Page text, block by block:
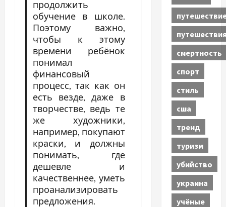
продолжить
обучение в школе.
Поэтому важно,
чтобы к этому
времени ребёнок
понимал
финансовый
процесс, так как он
есть везде, даже в
творчестве, ведь те
же художники,
например, покупают
краски, и должны
понимать, где
дешевле и
качественнее, уметь
проанализировать
предложения.
смертность
спорт
стиль
сша
тренд
туризм
убийство
украина
учёные